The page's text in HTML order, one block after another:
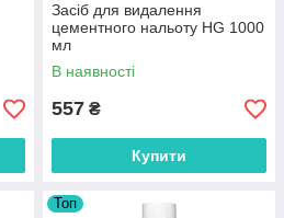
Засіб для видалення
цементного нальоту HG 1000
мл
В наявності
557 ₴
Купити
Топ